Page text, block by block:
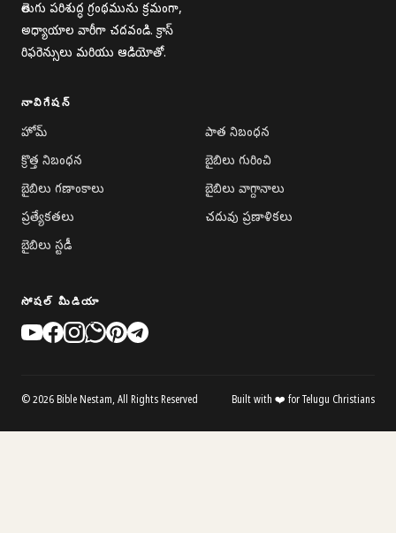
తెలుగు పరిశుద్ధ గ్రంథమును క్రమంగా,
అధ్యాయాల వారీగా చదవండి. క్రాస్
రిఫరెన్సులు మరియు ఆడియోతో.
నావిగేషన్
హోమ్
పాత నిబంధన
క్రొత్త నిబంధన
బైబిలు గురించి
బైబిలు గణాంకాలు
బైబిలు వాగ్దానాలు
ప్రత్యేకతలు
చదువు ప్రణాళికలు
బైబిలు స్టడీ
సోషల్ మీడియా
© 2026 Bible Nestam, All Rights Reserved Built with ❤️ for Telugu Christians